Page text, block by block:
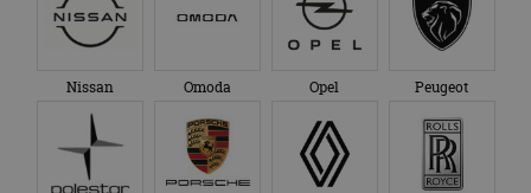
Nissan Omoda Opel Peugeot